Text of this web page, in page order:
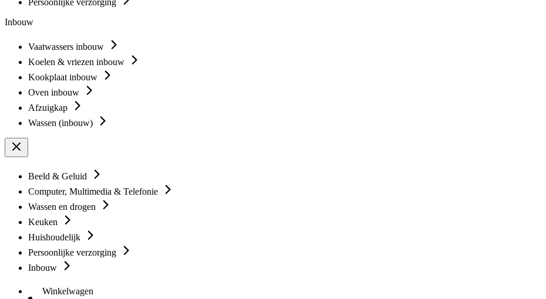
Persoonlijke verzorging
Inbouw
Vaatwassers inbouw
Koelen & vriezen inbouw
Kookplaat inbouw
Oven inbouw
Afzuigkap
Wassen (inbouw)
Beeld & Geluid
Computer, Multimedia & Telefonie
Wassen en drogen
Keuken
Huishoudelijk
Persoonlijke verzorging
Inbouw
Winkelwagen